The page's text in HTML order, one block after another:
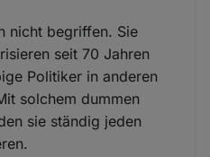
nicht begriffen. Sie
seit 70 Jahren
Politiker in anderen
solchem dummen
sie ständig jeden